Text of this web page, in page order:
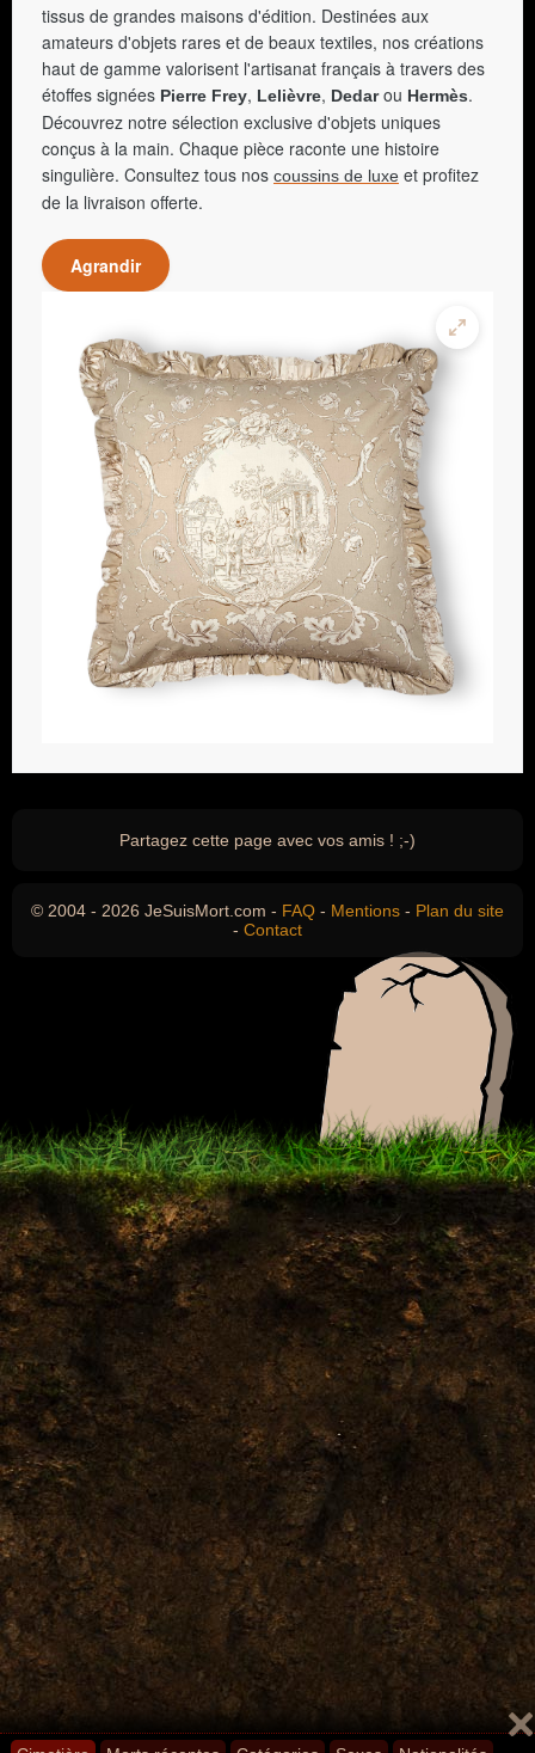
tissus de grandes maisons d'édition. Destinées aux
amateurs d'objets rares et de beaux textiles, nos créations
haut de gamme valorisent l'artisanat français à travers des
étoffes signées Pierre Frey, Lelièvre, Dedarou Hermès.
Découvrez notre sélection exclusive d'objets uniques
conçus à la main. Chaque pièce raconte une histoire
singulière. Consultez tous nos coussins de luxe et profitez
de la livraison offerte.
Agrandir
Partagez cette page avec vos amis ! ;-)
© 2004 - 2026 JeSuisMort.com - FAQ - Mentions - Plan du site
- Contact